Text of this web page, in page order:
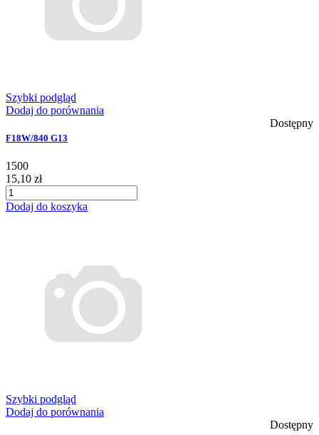
Szybki podgląd
Dodaj do porównania
Dostępny
F18W/840 G13
1500
15,10 zł
Dodaj do koszyka
Szybki podgląd
Dodaj do porównania
Dostępny